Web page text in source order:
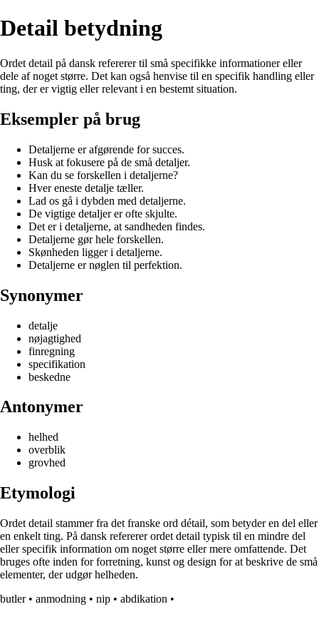
Detail betydning
Ordet detail på dansk refererer til små specifikke informationer eller
dele af noget større. Det kan også henvise til en specifik handling eller
ting, der er vigtig eller relevant i en bestemt situation.
Eksempler på brug
Detaljerne er afgørende for succes.
Husk at fokusere på de små detaljer.
Kan du se forskellen i detaljerne?
Hver eneste detalje tæller.
Lad os gå i dybden med detaljerne.
De vigtige detaljer er ofte skjulte.
Det er i detaljerne, at sandheden findes.
Detaljerne gør hele forskellen.
Skønheden ligger i detaljerne.
Detaljerne er nøglen til perfektion.
Synonymer
detalje
nøjagtighed
finregning
specifikation
beskedne
Antonymer
helhed
overblik
grovhed
Etymologi
Ordet detail stammer fra det franske ord détail, som betyder en del eller
en enkelt ting. På dansk refererer ordet detail typisk til en mindre del
eller specifik information om noget større eller mere omfattende. Det
bruges ofte inden for forretning, kunst og design for at beskrive de små
elementer, der udgør helheden.
butler• anmodning • nip • abdikation •